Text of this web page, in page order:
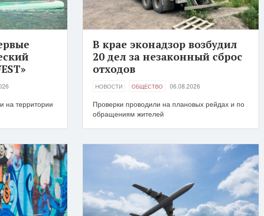
на территории
В крае эконадзор возбудил
20 дел за незаконный сброс
отходов
НОВОСТИ ОБЩЕСТВО 06.08.2026
Проверки проводили на плановых рейдах и по
обращениям жителей